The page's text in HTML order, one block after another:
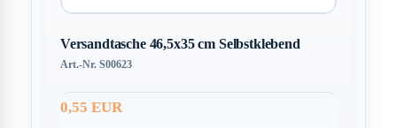
Versandtasche 46,5x35 cm Selbstklebend
Art.-Nr. S00623
0,55 EUR